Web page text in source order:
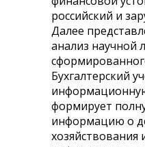
российский и
Далее
анализ научной
Бухгалтерский
формирует
информацию о
хозяйствования